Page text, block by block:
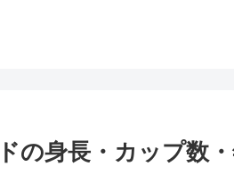
の身長・カップ数